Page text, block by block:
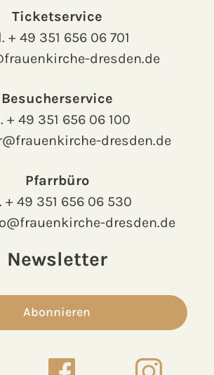
Ticketservice
+ 49 351 656 06 701
dresden.de
Besucherservice
+ 49 351 656 06 100
dresden.de
Pfarrbüro
+ 49 351 656 06 530
dresden.de
Newsletter
Abonnieren